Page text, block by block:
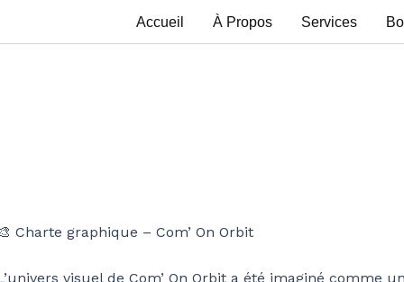
Accueil À Propos Services
Charte graphique – Com’ On Orbit
visuel de Com’ On Orbit a été imaginé comme